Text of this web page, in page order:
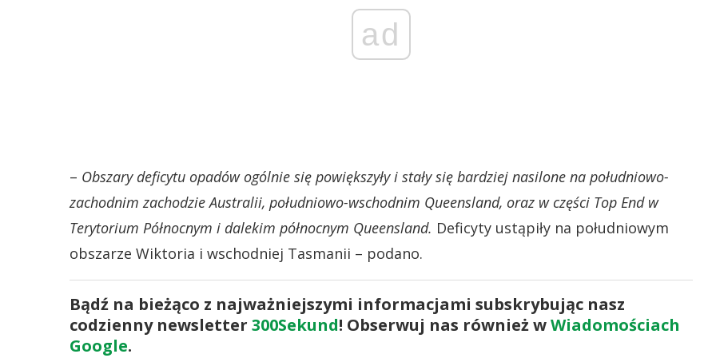
ad
– Obszary deficytu opadów ogólnie się powiększyły i stały się bardziej nasilone na południowo-
zachodnim zachodzie Australii, południowo-wschodnim Queensland, oraz w części Top End w
Terytorium Północnym i dalekim północnym Queensland. Deficyty ustąpiły na południowym
obszarze Wiktoria i wschodniej Tasmanii – podano.
Bądź na bieżąco z najważniejszymi informacjami subskrybując nasz
codzienny newsletter 300Sekund! Obserwuj nas również wWiadomościach
Google.